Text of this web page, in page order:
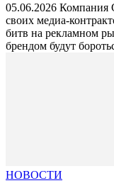
05.06.2026 Компания
своих медиа-
битв на рекламном
брендом будут
НОВОСТИ